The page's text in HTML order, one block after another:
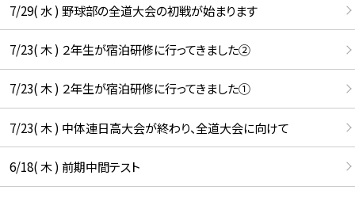
7/29( 水 ) 野球部の全道大会の初戦が始まります
7/23( 木 ) ２年生が宿泊研修に行ってきました②
7/23( 木 ) ２年生が宿泊研修に行ってきました①
7/23( 木 ) 中体連日高大会が終わり、全道大会に向けて
6/18( 木 ) 前期中間テスト